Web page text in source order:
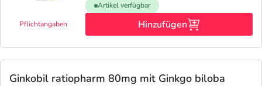
Pflichtangaben
Artikel verfügbar
Hinzufügen
Ginkobil ratiopharm 80mg mit Ginkgo biloba